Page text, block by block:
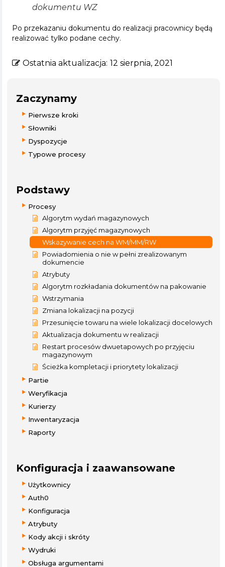
Zaczynamy
Pierwsze kroki
Słowniki
Dyspozycje
Typowe procesy
Podstawy
Procesy
Algorytm wydań magazynowych
Algorytm przyjęć magazynowych
Wskazywanie cech na WM/MM/RW
Powiadomienia o nie w pełni zrealizowanym
dokumencie
Atrybuty
Algorytm rozkładania dokumentów na pakowanie
Wstrzymania
Zmiana lokalizacji na pozycji
Przesunięcie towaru na wiele lokalizacji docelowych
Aktualizacja dokumentu w realizacji
Restart procesów dwuetapowych po przyjęciu
magazynowym
Ścieżka kompletacji i priorytety lokalizacji
Partie
Weryfikacja
Kurierzy
Inwentaryzacja
Raporty
Konfiguracja i zaawansowane
Użytkownicy
Auth0
Konfiguracja
Atrybuty
Kody akcji i skróty
Wydruki
Obsługa argumentami
dokumentu WZ
Po przekazaniu dokumentu do realizacji pracownicy będą
realizować tylko podane cechy.
Ostatnia aktualizacja: 12 sierpnia, 2021